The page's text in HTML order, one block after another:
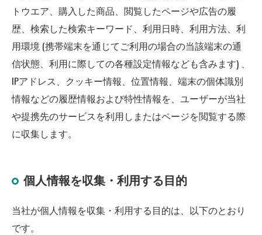
トウエア、購入した商品、閲覧したページや広告の履
歴、検索した検索キーワード、利用日時、利用方法、利
用環境 (携帯端末を通じてご利用の場合の当該端末の通
信状態、利用に際しての各種設定情報なども含みます) 、
IPアドレス、クッキー情報、位置情報、端末の個体識別
情報などの履歴情報および特性情報を、ユーザーが当社
や提携先のサービスを利用しまたはページを閲覧する際
に収集します。
個人情報を収集・利用する目的
当社が個人情報を収集・利用する目的は、以下のとおり
です。